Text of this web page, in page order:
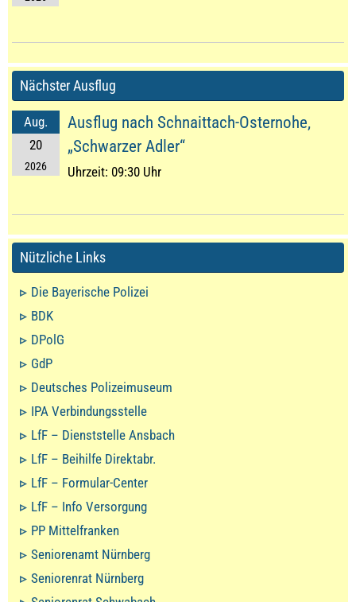
Nächster Ausflug
Aug.
20
2026
Ausflug nach Schnaittach-Osternohe,
„Schwarzer Adler“
Uhrzeit: 09:30 Uhr
Nützliche Links
Die Bayerische Polizei
BDK
DPolG
GdP
Deutsches Polizeimuseum
IPA Verbindungsstelle
LfF – Dienststelle Ansbach
LfF – Beihilfe Direktabr.
LfF – Formular-Center
LfF – Info Versorgung
PP Mittelfranken
Seniorenamt Nürnberg
Seniorenrat Nürnberg